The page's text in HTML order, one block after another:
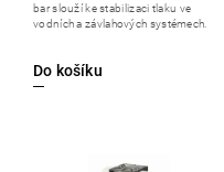
Do košíku
bar slouží ke stabilizaci tlaku ve
vodních a závlahových systémech.